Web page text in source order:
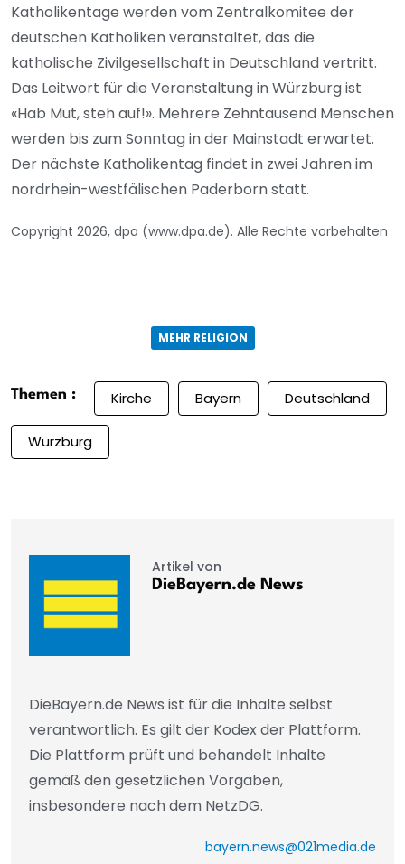
Katholikentage werden vom Zentralkomitee der
deutschen Katholiken veranstaltet, das die
katholische Zivilgesellschaft in Deutschland vertritt.
Das Leitwort für die Veranstaltung in Würzburg ist
«Hab Mut, steh auf!». Mehrere Zehntausend Menschen
werden bis zum Sonntag in der Mainstadt erwartet.
Der nächste Katholikentag findet in zwei Jahren im
nordrhein-westfälischen Paderborn statt.
Copyright 2026, dpa (www.dpa.de). Alle Rechte vorbehalten
MEHR RELIGION
Themen : Kirche Bayern Deutschland
Würzburg
Artikel von
DieBayern.de News
DieBayern.de News ist für die Inhalte selbst
verantwortlich. Es gilt der Kodex der Plattform.
Die Plattform prüft und behandelt Inhalte
gemäß den gesetzlichen Vorgaben,
insbesondere nach dem NetzDG.
bayern.news@021media.de